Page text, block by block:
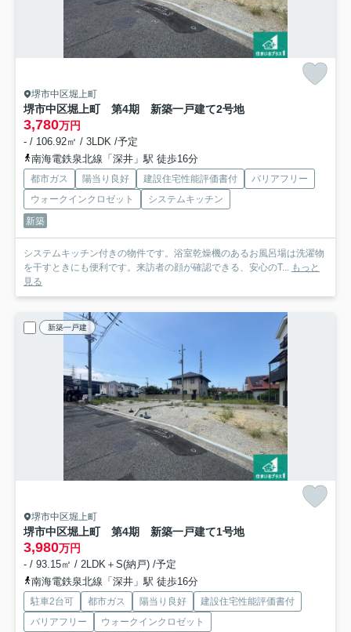
堺市中区堀上町
堺市中区堀上町 第4期 新築一戸建て2号地
3,780万円
- / 106.92㎡ / 3LDK /予定
南海電鉄泉北線「深井」駅 徒歩16分
都市ガス 陽当り良好 建設住宅性能評価書付
バリアフリー
ウォークインクロゼット
システムキッチン
新築
システムキッチン付きの物件です。浴室乾燥機のあるお風呂場は洗濯物
を干すときにも便利です。来訪者の顔が確認できる、安心のT... もっと
見る
新築一戸建
堺市中区堀上町
堺市中区堀上町 第4期 新築一戸建て1号地
3,980万円
- / 93.15㎡ / 2LDK＋S(納戸) /予定
南海電鉄泉北線「深井」駅 徒歩16分
駐車2台可 都市ガス 陽当り良好
建設住宅性能評価書付
バリアフリー
ウォークインクロゼット